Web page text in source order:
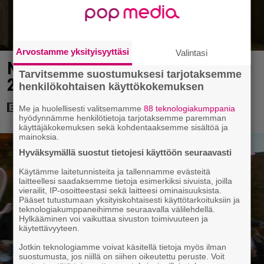
Nyt suoratoistossa: Emilia Clarke
208 miljoonan hittileffassa
Arvostamme yksityisyyttäsi Valintasi
Tarvitsemme suostumuksesi tarjotaksemme
henkilökohtaisen käyttökokemuksen
Me ja huolellisesti valitsemamme88 teknologiakumppania
hyödynnämme henkilötietoja tarjotaksemme paremman
käyttäjäkokemuksen sekä kohdentaaksemme sisältöä ja
mainoksia.
Hyväksymällä suostut tietojesi käyttöön seuraavasti
Käytämme laitetunnisteita ja tallennamme evästeitä
laitteellesi saadaksemme tietoja esimerkiksi sivuista, joilla
vierailit, IP-osoitteestasi sekä laitteesi ominaisuuksista.
Pääset tutustumaan yksityiskohtaisesti käyttötarkoituksiin ja
teknologiakumppaneihimme seuraavalla välilehdellä.
Hylkääminen voi vaikuttaa sivuston toimivuuteen ja
käytettävyyteen.
Jotkin teknologiamme voivat käsitellä tietoja myös ilman
suostumusta, jos niillä on siihen oikeutettu peruste. Voit